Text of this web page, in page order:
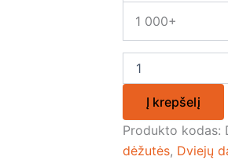
1 000+
Į krepšelį
Produkto kodas:
dėžutės, Dviejų